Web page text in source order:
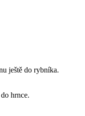
ještě do rybníka.
hrnce.